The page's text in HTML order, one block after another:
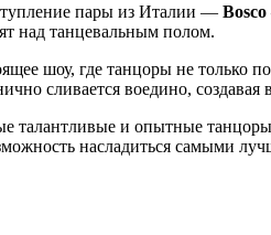
пары из Италии —
над танцевальным полом.
шоу, где танцоры не только
сливается воедино, создавая
талантливые и опытные
насладиться самыми